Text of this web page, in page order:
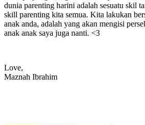
dunia parenting harini adalah sesuatu skil
skill parenting kita semua. Kita lakukan
anak anda, adalah yang akan mengisi
anak anak saya juga nanti. <3
Love,
Maznah Ibrahim